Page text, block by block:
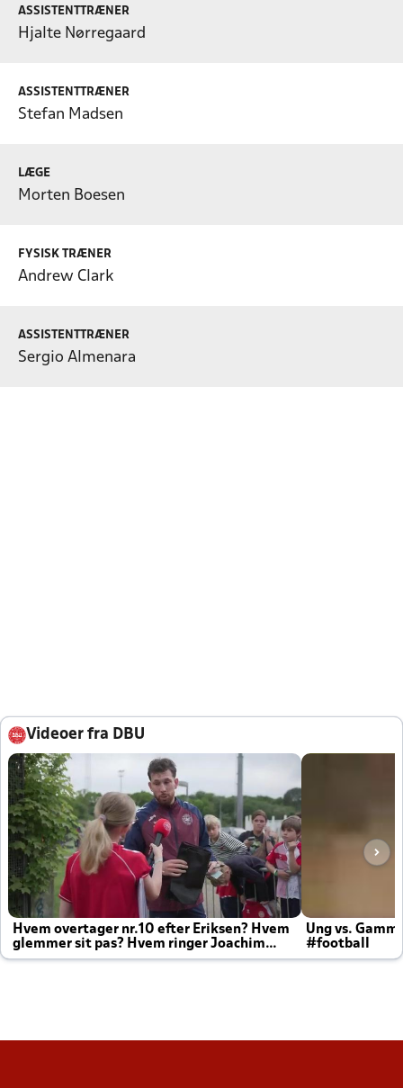
ASSISTENTTRÆNER
Hjalte Nørregaard
ASSISTENTTRÆNER
Stefan Madsen
LÆGE
Morten Boesen
FYSISK TRÆNER
Andrew Clark
ASSISTENTTRÆNER
Sergio Almenara
Videoer fra DBU
Hvem overtager nr.10 efter Eriksen? Hvem
glemmer sit pas? Hvem ringer Joachim
altid til efter kampe?
Ung vs.
#football